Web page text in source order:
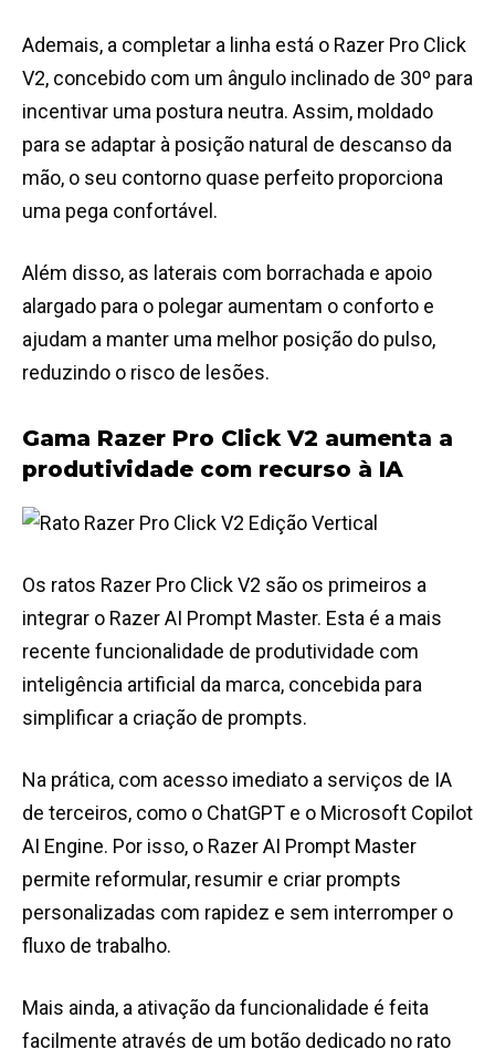
Ademais, a completar a linha está o Razer Pro Click
V2, concebido com um ângulo inclinado de 30º para
incentivar uma postura neutra. Assim, moldado
para se adaptar à posição natural de descanso da
mão, o seu contorno quase perfeito proporciona
uma pega confortável.
Além disso, as laterais com borrachada e apoio
alargado para o polegar aumentam o conforto e
ajudam a manter uma melhor posição do pulso,
reduzindo o risco de lesões.
Gama Razer Pro Click V2 aumenta a
produtividade com recurso à IA
Os ratos Razer Pro Click V2 são os primeiros a
integrar o Razer AI Prompt Master. Esta é a mais
recente funcionalidade de produtividade com
inteligência artificial da marca, concebida para
simplificar a criação de prompts.
Na prática, com acesso imediato a serviços de IA
de terceiros, como o ChatGPT e o Microsoft Copilot
AI Engine. Por isso, o Razer AI Prompt Master
permite reformular, resumir e criar prompts
personalizadas com rapidez e sem interromper o
fluxo de trabalho.
Mais ainda, a ativação da funcionalidade é feita
facilmente através de um botão dedicado no rato